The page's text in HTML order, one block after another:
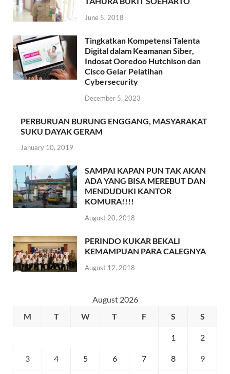
June 5, 2018
Tingkatkan Kompetensi Talenta
Digital dalam Keamanan Siber,
Indosat Ooredoo Hutchison dan
Cisco Gelar Pelatihan
Cybersecurity
December 5, 2023
PERBURUAN BURUNG ENGGANG, MASYARAKAT
SUKU DAYAK GERAM
January 10, 2019
SAMPAI KAPAN PUN TAK AKAN
ADA YANG BISA MEREBUT DAN
MENDUDUKI KANTOR
KOMURA!!!!
August 20, 2018
PERINDO KUKAR BEKALI
KEMAMPUAN PARA CALEGNYA
August 12, 2018
August 2026
M
T W T F S S
1 2
3 4 5 6 7 8 9